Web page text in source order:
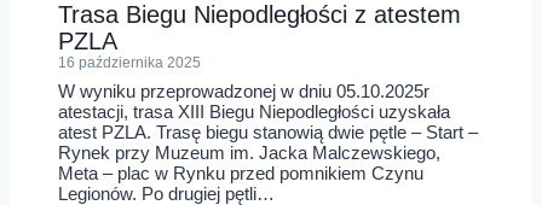
Trasa Biegu Niepodległości z atestem
PZLA
16 października 2025
W wyniku przeprowadzonej w dniu 05.10.2025r
atestacji, trasa XIII Biegu Niepodległości uzyskała
atest PZLA. Trasę biegu stanowią dwie pętle – Start –
Rynek przy Muzeum im. Jacka Malczewskiego,
Meta – plac w Rynku przed pomnikiem Czynu
Legionów. Po drugiej pętli…